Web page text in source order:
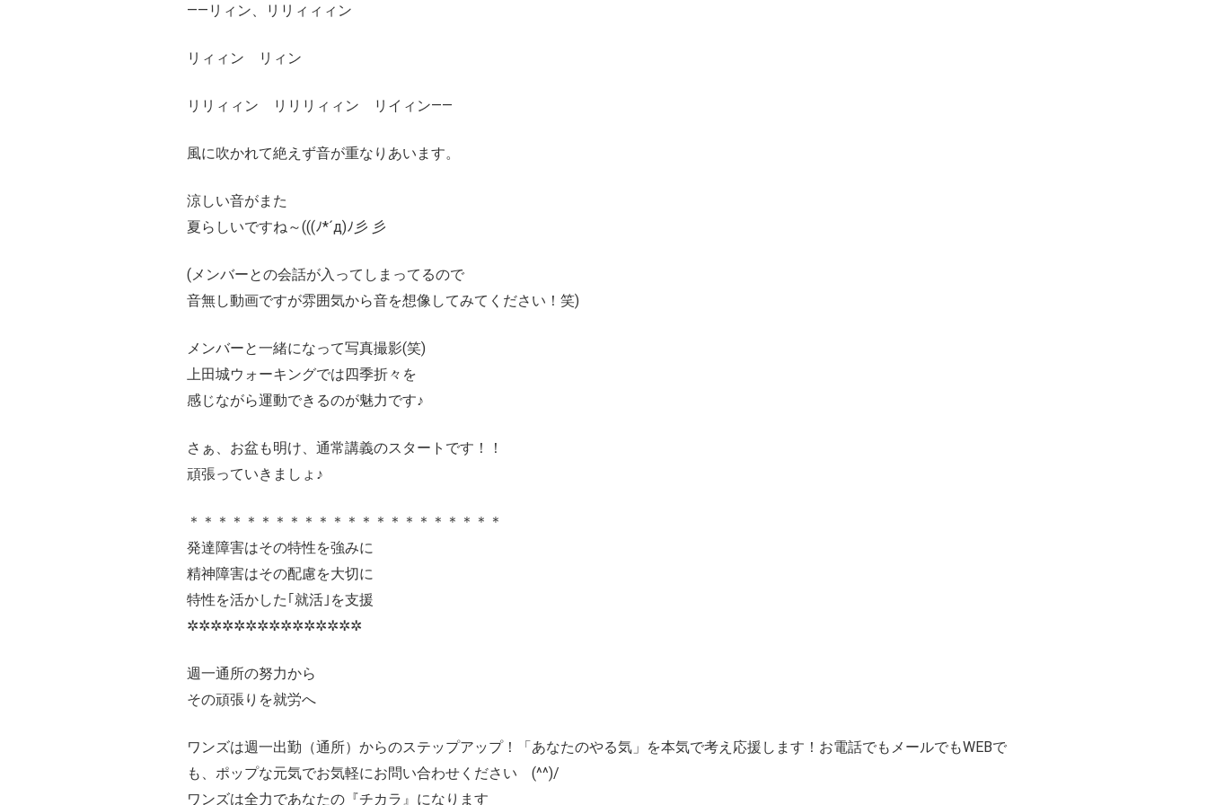
――リィン、リリィィィン
リィィン リィン
リリィィン リリリィィン リイィン――
風に吹かれて絶えず音が重なりあいます。
涼しい音がまた
夏らしいですね～(((ﾉ*´д)ﾉ彡 彡
(メンバーとの会話が入ってしまってるので
音無し動画ですが雰囲気から音を想像してみてください！笑)
メンバーと一緒になって写真撮影(笑)
上田城ウォーキングでは四季折々を
感じながら運動できるのが魅力です♪
さぁ、お盆も明け、通常講義のスタートです！！
頑張っていきましょ♪
＊＊＊＊＊＊＊＊＊＊＊＊＊＊＊＊＊＊＊＊＊＊
発達障害はその特性を強みに
精神障害はその配慮を大切に
特性を活かした｢就活｣を支援
✲✲✲✲✲✲✲✲✲✲✲✲✲✲✲
週一通所の努力から
その頑張りを就労へ
ワンズは週一出勤（通所）からのステップアップ！「あなたのやる気」を本気で考え応援します！お電話でもメールでもWEBで
も、ポップな元気でお気軽にお問い合わせください (^^)/
ワンズは全力であなたの『チカラ』になります